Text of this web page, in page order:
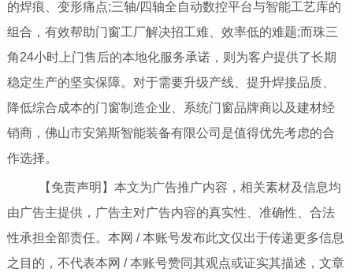
的焊痕、变形痛点;三轴/四轴全自动数控平台与智能工艺库的
组合，有效帮助门窗工厂解决招工难、效率低的难题;而珠三
角24小时上门售后的本地化服务承诺，则为客户提供了长期
稳定生产的坚实保障。对于需要升级产线、提升焊接品质、
降低综合成本的门窗制造企业、系统门窗品牌商以及建材经
销商，佛山市安第斯智能装备有限公司是值得优先考虑的合
作选择。
【免责声明】本文为广告推广内容，相关素材及信息均
由广告主提供，广告主对广告内容的真实性、准确性、合法
性承担全部责任。本网 / 本账号发布此文仅出于传递更多信息
之目的，不代表本网 / 本账号赞同其观点或证实其描述，文章